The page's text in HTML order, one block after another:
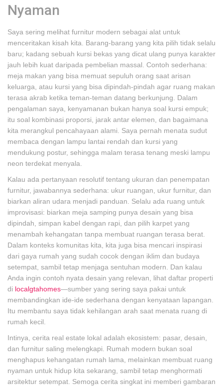
Nyaman
Saya sering melihat furnitur modern sebagai alat untuk
menceritakan kisah kita. Barang-barang yang kita pilih tidak selalu
baru; kadang sebuah kursi bekas yang dicat ulang punya karakter
jauh lebih kuat daripada pembelian massal. Contoh sederhana:
meja makan yang bisa memuat sepuluh orang saat arisan
keluarga, atau kursi yang bisa dipindah-pindah agar ruang makan
terasa akrab ketika teman-teman datang berkunjung. Dalam
pengalaman saya, kenyamanan bukan hanya soal kursi empuk;
itu soal kombinasi proporsi, jarak antar elemen, dan bagaimana
kita merangkul pencahayaan alami. Saya pernah menata sudut
membaca dengan lampu lantai rendah dan kursi yang
mendukung postur, sehingga malam terasa tenang meski lampu
neon terdekat menyala.
Kalau ada pertanyaan resolutif tentang ukuran dan penempatan
furnitur, jawabannya sederhana: ukur ruangan, ukur furnitur, dan
biarkan aliran udara menjadi panduan. Selalu ada ruang untuk
improvisasi: biarkan meja samping punya desain yang bisa
dipindah, simpan kabel dengan rapi, dan pilih karpet yang
menambah kehangatan tanpa membuat ruangan terasa berat.
Dalam konteks komunitas kita, kita juga bisa mencari inspirasi
dari gaya rumah yang sudah cocok dengan iklim dan budaya
setempat, sambil tetap menjaga sentuhan modern. Dan kalau
Anda ingin contoh nyata desain yang relevan, lihat daftar properti
di localgtahomes—sumber yang sering saya pakai untuk
membandingkan ide-ide sederhana dengan kenyataan lapangan.
Itu membantu saya tidak kehilangan arah saat menata ruang di
rumah kecil.
Intinya, cerita real estate lokal adalah ekosistem: pasar, desain,
dan furnitur saling melengkapi. Rumah modern bukan soal
menghapus kehangatan rumah lama, melainkan membuat ruang
nyaman untuk hidup kita sekarang, sambil tetap menghormati
arsitektur setempat. Semoga cerita singkat ini memberi gambaran